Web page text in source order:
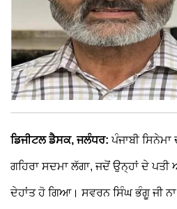
ਡਿਜੀਟਲ ਡੈਸਕ, ਜਲੰਧਰ:ਪੰਜਾਬੀ
ਗਹਿਰਾ ਸਦਮਾ ਲੱਗਾ, ਜਦੋਂ ਉਨ੍ਹਾਂ ਦੇ
ਦੇਹਾਂਤ ਹੋ ਗਿਆ। ਸਵਰਨ ਸਿੰਘ ਭੰਗੂ ਜੀ